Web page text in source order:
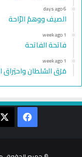
6 days ago
الصيف ووهمُ الرّاحة
1 week ago
فاتحة الفاتحة
1 week ago
مَرَق السُلطان واحتِراق